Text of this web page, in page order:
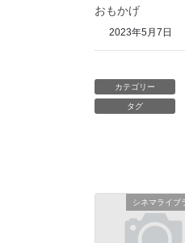
おもかげ
2023年5月7日
カテゴリー
タグ
シネマライブ